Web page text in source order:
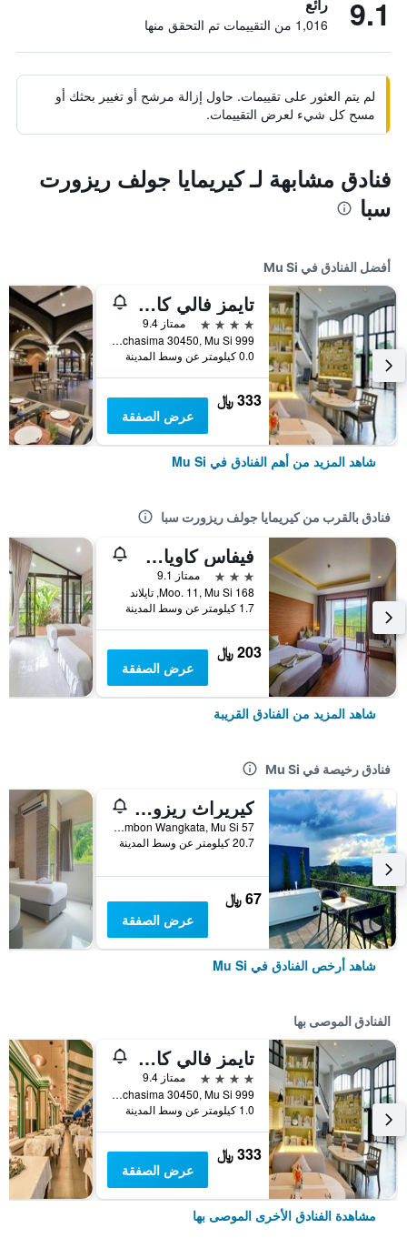
9.1 1,016 من التقييمات تم التحقق منها
لم يتم العثور على تقييمات. حاول إزالة مرشح أو تغيير بحثك أو
مسح كل شيء لعرض التقييمات.
فنادق مشابهة لـ كيريمايا جولف ريزورت
سبا
أفضل الفنادق في Mu Si
تايمز فالي كاو ياي
4 نجوم
ممتاز 9.4
999 Moo 4, Musi, Pakchong, Nakorn Ratchasima 30450, Mu Si, تايلاند
0.0 كيلومتر عن وسط المدينة
333 ﷼
عرض الصفقة
شاهد المزيد من أهم الفنادق في Mu Si
فنادق بالقرب من كيريمايا جولف ريزورت سبا
فيفاس كاوياي ريزورت
3 نجوم
ممتاز 9.1
168 Moo. 11, Mu Si, تايلاند
1.7 كيلومتر عن وسط المدينة
203 ﷼
عرض الصفقة
شاهد المزيد من الفنادق القريبة
فنادق رخيصة في Mu Si
كيريراث ريزورت
57 Moo 5 Tambon Wangkata, Mu Si, تايلاند
20.7 كيلومتر عن وسط المدينة
67 ﷼
عرض الصفقة
شاهد أرخص الفنادق في Mu Si
الفنادق الموصى بها
تايمز فالي كاو ياي
4 نجوم
ممتاز 9.4
999 Moo 4, Musi, Pakchong, Nakorn Ratchasima 30450, Mu Si, تايلاند
1.0 كيلومتر عن وسط المدينة
333 ﷼
عرض الصفقة
مشاهدة الفنادق الأخرى الموصى بها